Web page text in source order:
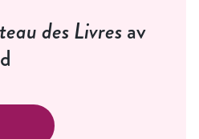
des Livresav